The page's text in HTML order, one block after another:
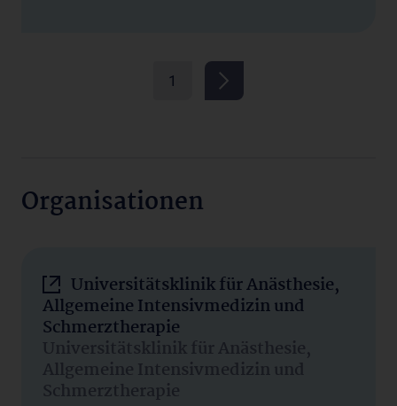
1
Organisationen
Universitätsklinik für Anästhesie,
Allgemeine Intensivmedizin und
Schmerztherapie
Universitätsklinik für Anästhesie,
Allgemeine Intensivmedizin und
Schmerztherapie